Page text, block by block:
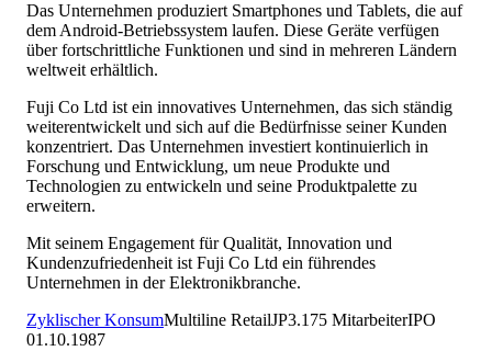
Das Unternehmen produziert Smartphones und Tablets, die auf
dem Android-Betriebssystem laufen. Diese Geräte verfügen
über fortschrittliche Funktionen und sind in mehreren Ländern
weltweit erhältlich.
Fuji Co Ltd ist ein innovatives Unternehmen, das sich ständig
weiterentwickelt und sich auf die Bedürfnisse seiner Kunden
konzentriert. Das Unternehmen investiert kontinuierlich in
Forschung und Entwicklung, um neue Produkte und
Technologien zu entwickeln und seine Produktpalette zu
erweitern.
Mit seinem Engagement für Qualität, Innovation und
Kundenzufriedenheit ist Fuji Co Ltd ein führendes
Unternehmen in der Elektronikbranche.
Zyklischer KonsumMultiline RetailJP3.175 MitarbeiterIPO
01.10.1987